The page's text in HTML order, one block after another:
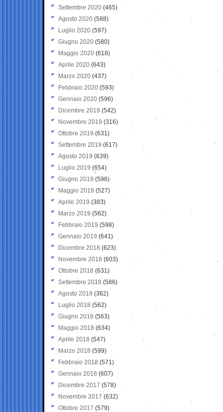
Settembre 2020(465)
Agosto 2020 (588)
Luglio 2020 (597)
Giugno 2020 (580)
Maggio 2020 (618)
Aprile 2020 (643)
Marzo 2020 (437)
Febbraio 2020 (593)
Gennaio 2020 (596)
Dicembre 2019 (542)
Novembre 2019 (316)
Ottobre 2019 (631)
Settembre 2019 (617)
Agosto 2019 (639)
Luglio 2019 (654)
Giugno 2019 (598)
Maggio 2019 (527)
Aprile 2019 (383)
Marzo 2019 (562)
Febbraio 2019 (598)
Gennaio 2019 (641)
Dicembre 2018 (623)
Novembre 2018 (603)
Ottobre 2018 (631)
Settembre 2018 (586)
Agosto 2018 (362)
Luglio 2018 (562)
Giugno 2018 (563)
Maggio 2018 (634)
Aprile 2018 (547)
Marzo 2018 (599)
Febbraio 2018 (571)
Gennaio 2018 (607)
Dicembre 2017 (578)
Novembre 2017 (632)
Ottobre 2017 (579)